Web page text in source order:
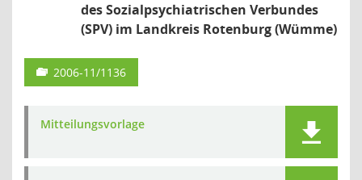
des Sozialpsychiatrischen Verbundes
(SPV) im Landkreis Rotenburg (Wümme)
2006-11/1136
Mitteilungsvorlage